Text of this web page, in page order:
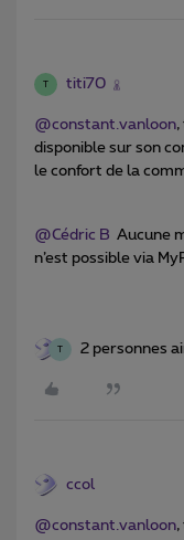
titi70
@constant.vanloon
disponible sur son
le confort de la
@Cédric B Aucune
n’est possible via
2 personnes
ccol
@constant.vanloon